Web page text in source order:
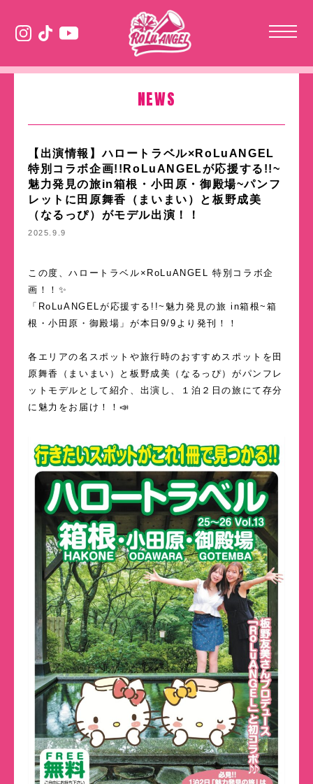
NEWS
【出演情報】ハロートラベル×RoLuANGEL
特別コラボ企画!!RoLuANGELが応援する!!~
魅力発見の旅in箱根・小田原・御殿場~パンフ
レットに田原舞香（まいまい）と板野成美
（なるっぴ）がモデル出演！！
2025.9.9
この度、ハロートラベル×RoLuANGEL 特別コラボ企
画！！✨
「RoLuANGELが応援する!!~魅力発見の旅 in箱根~箱
根・小田原・御殿場」が本日9/9より発刊！！
各エリアの名スポットや旅行時のおすすめスポットを田
原舞香（まいまい）と板野成美（なるっぴ）がパンフレ
ットモデルとして紹介、出演し、１泊２日の旅にて存分
に魅力をお届け！！📣